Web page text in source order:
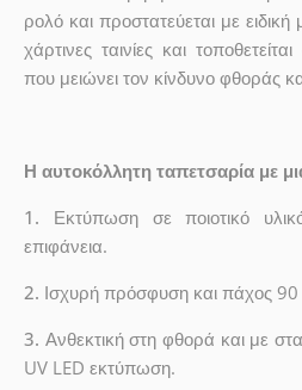
ρολό και προστατεύεται με
χάρτινες ταινίες και
που μειώνει τον κίνδυνο φθοράς
Η αυτοκόλλητη ταπετσαρία με
1. Εκτύπωση σε ποιοτικό
επιφάνεια.
2. Ισχυρή πρόσφυση και πάχος
3. Ανθεκτική στη φθορά και με
UV LED εκτύπωση.